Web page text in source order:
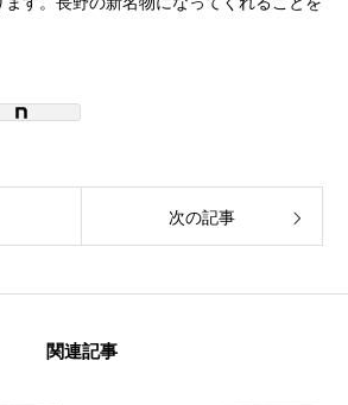
次の記事
関連記事